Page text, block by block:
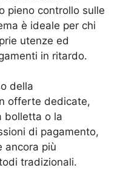
pieno controllo sulle
è ideale per chi
utenze ed
in ritardo.
della
offerte dedicate,
bolletta o la
di pagamento,
ancora più
tradizionali.